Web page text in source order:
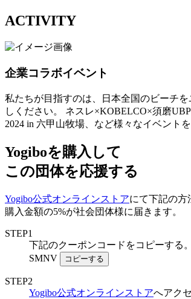
ACTIVITY
企業コラボイベント
私たちが目指すのは、日本全国のビーチ
しください。 ネスレ×KOBELCO×須磨
2024 in 六甲山牧場、など様々なイベント
Yogiboを購入して
この団体を応援する
Yogibo公式オンラインストアにて下記の方
購入金額の5%が社会団体様に届きます。
STEP1
下記のクーポンコードをコピーする。
SMNV
コピーする
STEP2
Yogibo公式オンラインストアへアク